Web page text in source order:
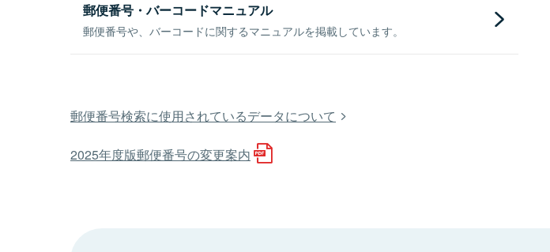
郵便番号・バーコードマニュアル
郵便番号や、バーコードに関するマニュアルを掲載しています。
郵便番号検索に使用されているデータについて
2025年度版郵便番号の変更案内